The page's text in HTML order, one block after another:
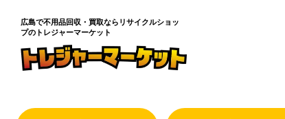
広島で不用品回収・買取なら リサイクルショッ
プのトレジャーマーケット